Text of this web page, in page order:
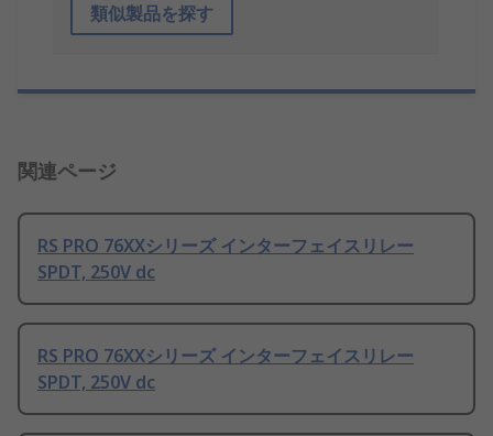
類似製品を探す
関連ページ
RS PRO 76XXシリーズ インターフェイスリレー
SPDT, 250V dc
RS PRO 76XXシリーズ インターフェイスリレー
SPDT, 250V dc